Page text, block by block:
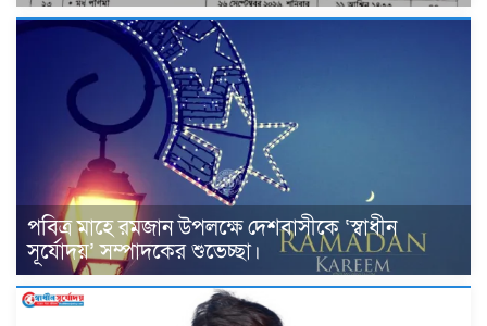
পবিত্র মাহে রমজান উপলক্ষে দেশবাসীকে ‘স্বাধীন
সূর্যোদয়’ সম্পাদকের শুভেচ্ছা।